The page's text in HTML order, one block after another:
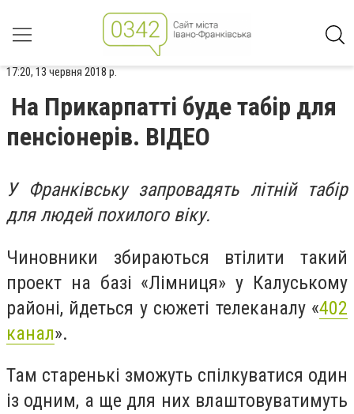
17:20, 13 червня 2018 р.
На Прикарпатті буде табір для
пенсіонерів. ВІДЕО
У Франківську запровадять літній табір
для людей похилого віку.
Чиновники збираються втілити такий
проект на базі «Лімниця» у Калуському
районі, йдеться у сюжеті телеканалу «402
канал».
Там старенькі зможуть спілкуватися один
із одним, а ще для них влаштовуватимуть